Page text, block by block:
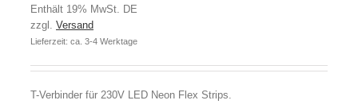
Enthält 19% MwSt. DE
zzgl. Versand
Lieferzeit: ca. 3-4 Werktage
T-Verbinder für 230V LED Neon Flex Strips.